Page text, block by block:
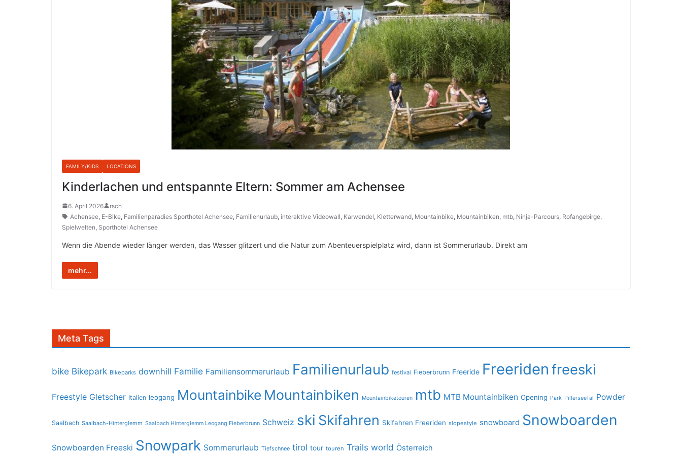
FAMILY/KIDS LOCATIONS
Kinderlachen und entspannte Eltern: Sommer am Achensee
6. April 2026
rsch
Achensee, E-Bike, Familienparadies Sporthotel Achensee, Familienurlaub, interaktive Videowall, Karwendel, Kletterwand, Mountainbike, Mountainbiken, mtb, Ninja-Parcours, Rofangebirge,
Spielwelten, Sporthotel Achensee
Wenn die Abende wieder länger werden, das Wasser glitzert und die Natur zum Abenteuerspielplatz wird, dann ist Sommerurlaub. Direkt am
mehr...
Meta Tags
bike Bikepark Bikeparks downhill Familie Familiensommerurlaub Familienurlaub festival Fieberbrunn Freeride Freeriden freeski
Freestyle Gletscher Italien leogang Mountainbike Mountainbiken Mountainbiketouren mtb MTB Mountainbiken Opening Park PillerseeTal Powder
Saalbach Saalbach-Hinterglemm Saalbach Hinterglemm Leogang Fieberbrunn Schweiz ski Skifahren Skifahren Freeriden slopestyle snowboard Snowboarden
Snowboarden Freeski Snowpark Sommerurlaub Tiefschnee tirol tour touren Trails world Österreich